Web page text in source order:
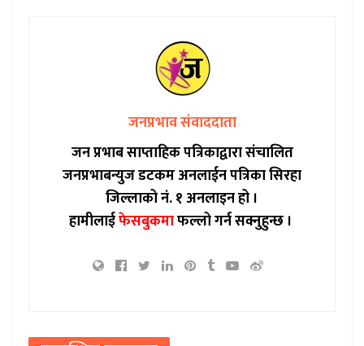
जनप्रभाव संवाददाता
जन प्रभाब साप्ताहिक पत्रिकाद्वारा संचालित
जनप्रभाबन्युज डटकम अनलाईन पत्रिका सिरहा
जिल्लाको नं. १ अनलाइन हो ।
हामीलाईफेसबुकमाफल्लो गर्न सक्नुहुन्छ ।